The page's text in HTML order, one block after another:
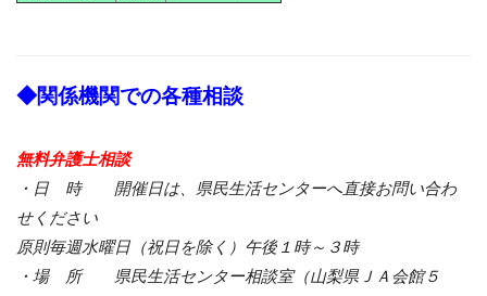
◆関係機関での各種相談
無料弁護士相談
・日 時 開催日は、県民生活センターへ直接お問い合わ
せください
原則毎週水曜日（祝日を除く）午後１時～３時
・場 所 県民生活センター相談室（山梨県ＪＡ会館５